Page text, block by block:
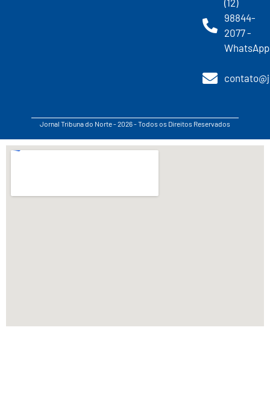
(12)
98844-
2077 -
WhatsApp
Jornal Tribuna do Norte - 2026 - Todos os Direitos Reservados